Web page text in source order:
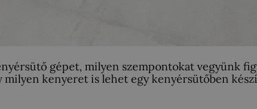
gépet, milyen szempontokat vegyünk
milyen kenyeret is lehet egy kenyérsütőben